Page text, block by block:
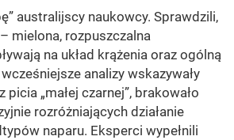
australijscy naukowcy. Sprawdzili,
mielona, rozpuszczalna
na układ krążenia oraz ogólną
analizy wskazywały
picia „małej czarnej”, brakowało
rozróżniających działanie
naparu. Eksperci wypełnili